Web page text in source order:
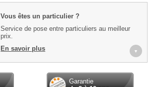
Vous êtes un particulier ?
Service de pose entre particuliers au meilleur
prix.
En savoir plus
▼
Garantie